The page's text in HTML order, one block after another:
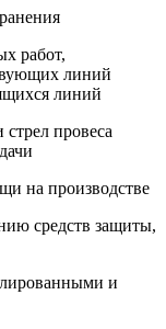
работ,
линий
линий
провеса
на производстве
средств защиты,
и